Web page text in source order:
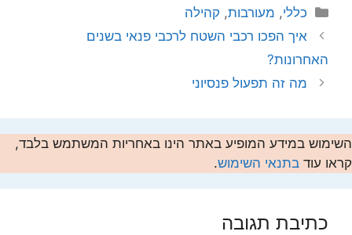
קטגוריות
כללי, מעורבות, קהילה
איך הפכו רכבי השטח לרכבי פנאי בשנים
האחרונות?
מה זה תפעול פנסיוני
השימוש במידע המופיע באתר הינו באחריות המשתמש בלבד,
קראו עוד בתנאי השימוש.
כתיבת תגובה